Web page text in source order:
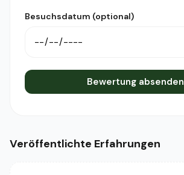
Besuchsdatum (optional)
Bewertung absenden
Veröffentlichte Erfahrungen